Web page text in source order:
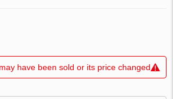
have been sold or its price changed